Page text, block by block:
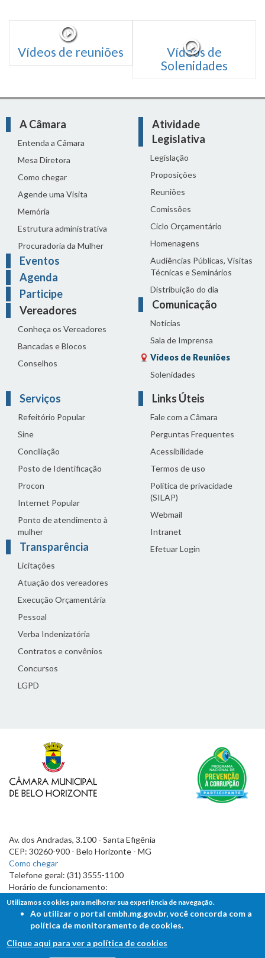
Vídeos de reuniões
Vídeos de
Solenidades
A Câmara
Entenda a Câmara
Mesa Diretora
Como chegar
Agende uma Visita
Memória
Estrutura administrativa
Procuradoria da Mulher
Eventos
Agenda
Participe
Vereadores
Conheça os Vereadores
Bancadas e Blocos
Conselhos
Atividade
Legislativa
Legislação
Proposições
Reuniões
Comissões
Ciclo Orçamentário
Homenagens
Audiências Públicas, Visitas
Técnicas e Seminários
Distribuição do dia
Comunicação
Notícias
Sala de Imprensa
Vídeos de Reuniões
Solenidades
Serviços
Refeitório Popular
Sine
Conciliação
Posto de Identificação
Procon
Internet Popular
Ponto de atendimento à
mulher
Transparência
Licitações
Atuação dos vereadores
Execução Orçamentária
Pessoal
Verba Indenizatória
Contratos e convênios
Concursos
LGPD
Links Úteis
Fale com a Câmara
Perguntas Frequentes
Acessibilidade
Termos de uso
Política de privacidade
(SILAP)
Webmail
Intranet
Efetuar Login
Av. dos Andradas, 3.100 - Santa Efigênia
CEP: 30260-900 - Belo Horizonte - MG
Como chegar
Telefone geral: (31) 3555-1100
Horário de funcionamento:
7h às 19h
Utilizamos cookies para melhorar sua experiência de navegação.
Ao utilizar o portal cmbh.mg.gov.br, você concorda com a
política de monitoramento de cookies.
Clique aqui para ver a política de cookies